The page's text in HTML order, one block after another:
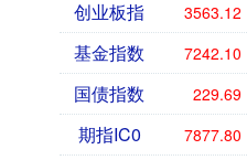
创业板指 3563.12
基金指数 7242.10
国债指数 229.69
期指IC0 7877.80